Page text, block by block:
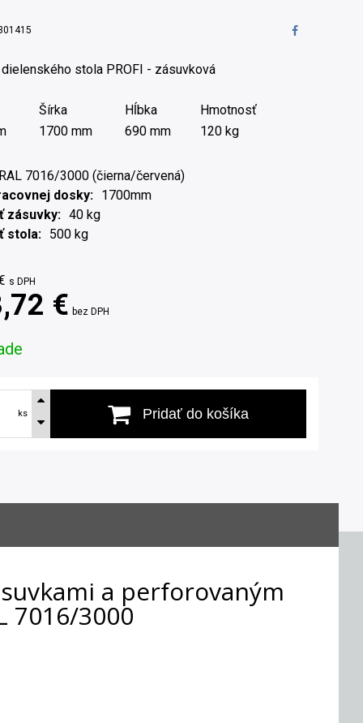
stola PROFI - zásuvková
Šírka Hĺbka
Hmotnosť
1700 mm 690 mm 120 kg
7016/3000 (čierna/červená)
dosky
1700mm
zásuvky
40 kg
stola
500 kg
s DPH
€ bez DPH
ks Pridať do košíka
a perforovaným
7016/3000